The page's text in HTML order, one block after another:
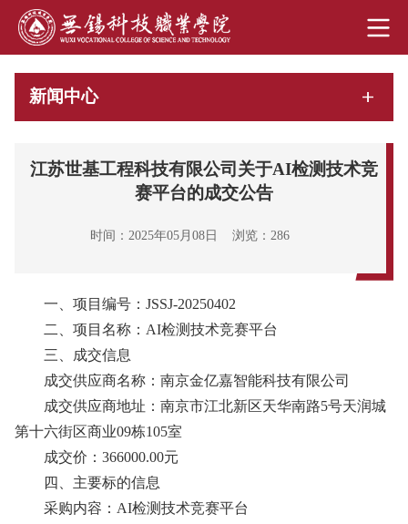
新闻中心
江苏世基工程科技有限公司关于AI检测技术竞
赛平台的成交公告
时间：2025年05月08日 浏览： 286
一、项目编号：JSSJ-20250402
二、项目名称：AI检测技术竞赛平台
三、成交信息
成交供应商名称：南京金亿嘉智能科技有限公司
成交供应商地址：南京市江北新区天华南路5号天润城
第十六街区商业09栋105室
成交价：366000.00元
四、主要标的信息
采购内容：AI检测技术竞赛平台